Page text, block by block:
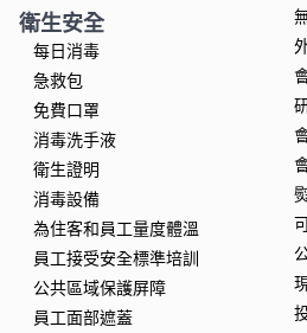
衛生安全
每日消毒
急救包
免費口罩
消毒洗手液
衛生證明
消毒設備
為住客和員工量度體溫
員工接受安全標準培訓
公共區域保護屏障
員工面部遮蓋